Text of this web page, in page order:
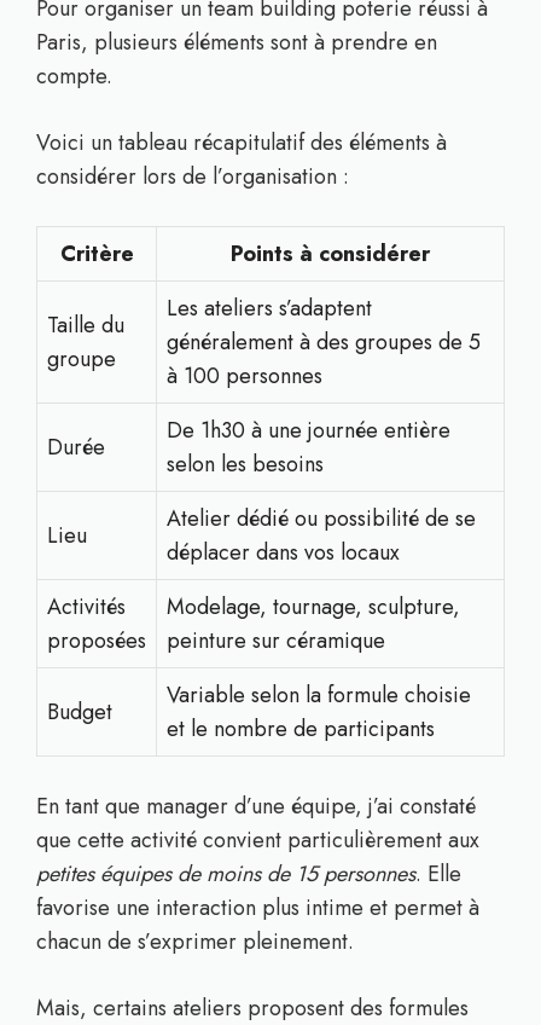
Pour organiser un team building poterie réussi à
Paris, plusieurs éléments sont à prendre en
compte.
Voici un tableau récapitulatif des éléments à
considérer lors de l’organisation :
Critère Points à considérer
Taille du
groupe
Les ateliers s’adaptent
généralement à des groupes de 5
à 100 personnes
Durée
De 1h30 à une journée entière
selon les besoins
Lieu
Atelier dédié ou possibilité de se
déplacer dans vos locaux
Activités
proposées
Modelage, tournage, sculpture,
peinture sur céramique
Budget
Variable selon la formule choisie
et le nombre de participants
En tant que manager d’une équipe, j’ai constaté
que cette activité convient particulièrement aux
petites équipes de moins de 15 personnes. Elle
favorise une interaction plus intime et permet à
chacun de s’exprimer pleinement.
Mais, certains ateliers proposent des formules